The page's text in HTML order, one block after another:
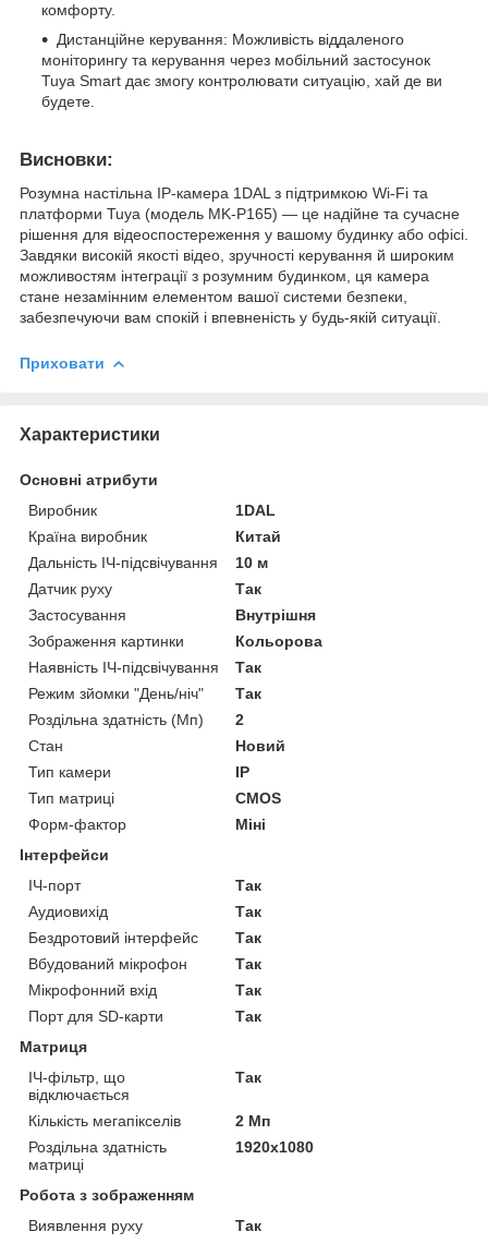
комфорту.
Дистанційне керування: Можливість віддаленого
моніторингу та керування через мобільний застосунок
Tuya Smart дає змогу контролювати ситуацію, хай де ви
будете.
Висновки:
Розумна настільна IP-камера 1DAL з підтримкою Wi-Fi та
платформи Tuya (модель MK-P165) — це надійне та сучасне
рішення для відеоспостереження у вашому будинку або офісі.
Завдяки високій якості відео, зручності керування й широким
можливостям інтеграції з розумним будинком, ця камера
стане незамінним елементом вашої системи безпеки,
забезпечуючи вам спокій і впевненість у будь-якій ситуації.
Приховати
Характеристики
Основні атрибути
Виробник
1DAL
Країна виробник
Китай
Дальність ІЧ-підсвічування
10 м
Датчик руху
Так
Застосування
Внутрішня
Зображення картинки
Кольорова
Наявність ІЧ-підсвічування
Так
Режим зйомки "День/ніч"
Так
Роздільна здатність (Мп)
2
Стан
Новий
Тип камери
IP
Тип матриці
CMOS
Форм-фактор
Міні
Інтерфейси
ІЧ-порт
Так
Аудиовихід
Так
Бездротовий інтерфейс
Так
Вбудований мікрофон
Так
Мікрофонний вхід
Так
Порт для SD-карти
Так
Матриця
ІЧ-фільтр, що
відключається
Так
Кількість мегапікселів
2 Мп
Роздільна здатність
матриці
1920x1080
Робота з зображенням
Виявлення руху
Так